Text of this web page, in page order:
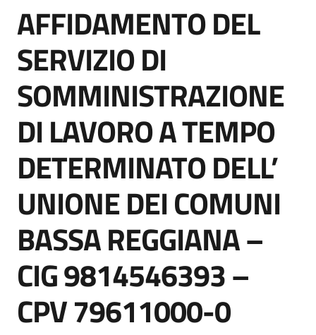
Servizi
Vivere
l'Unione
Tutti
gli
Seguici
su
Salta al contenuto
AFFIDAMENTO DEL
SERVIZIO DI
SOMMINISTRAZIONE
DI LAVORO A TEMPO
DETERMINATO DELL’
UNIONE DEI COMUNI
BASSA REGGIANA –
CIG 9814546393 –
CPV 79611000-0